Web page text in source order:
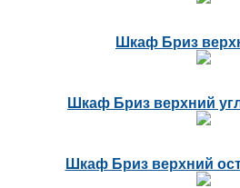
Шкаф Бриз
Шкаф Бриз верхний
Шкаф Бриз верхний